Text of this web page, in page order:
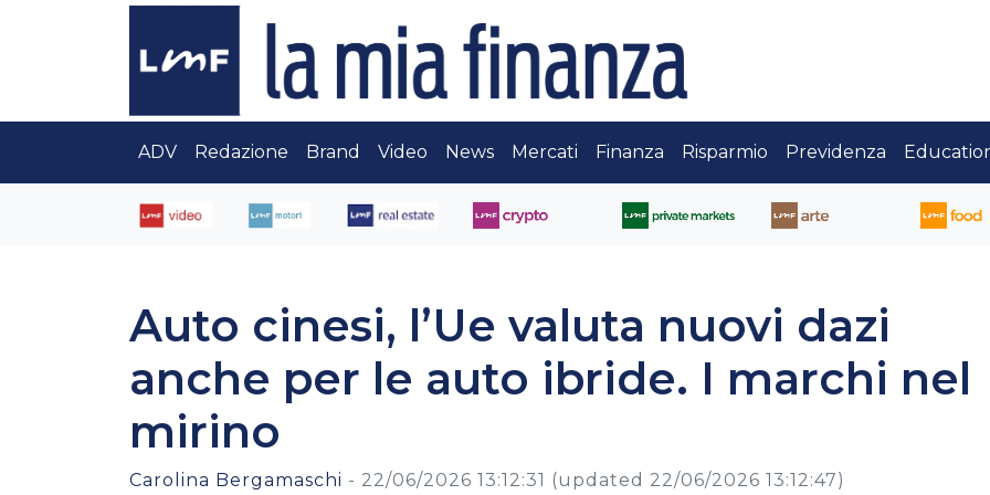
ADV Redazione Brand Video News Mercati Finanza Risparmio Previdenza
Auto cinesi, l’Ue valuta nuovi dazi
anche per le auto ibride. I marchi nel
mirino
Carolina Bergamaschi - 22/06/2026 13:12:31 (updated 22/06/2026 13:12:47)